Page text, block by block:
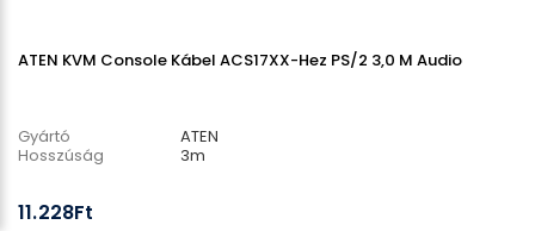
ATEN KVM Console Kábel ACS17XX-Hez PS/2 3,0 M Audio
Gyártó
ATEN
Hosszúság
3m
11.228Ft